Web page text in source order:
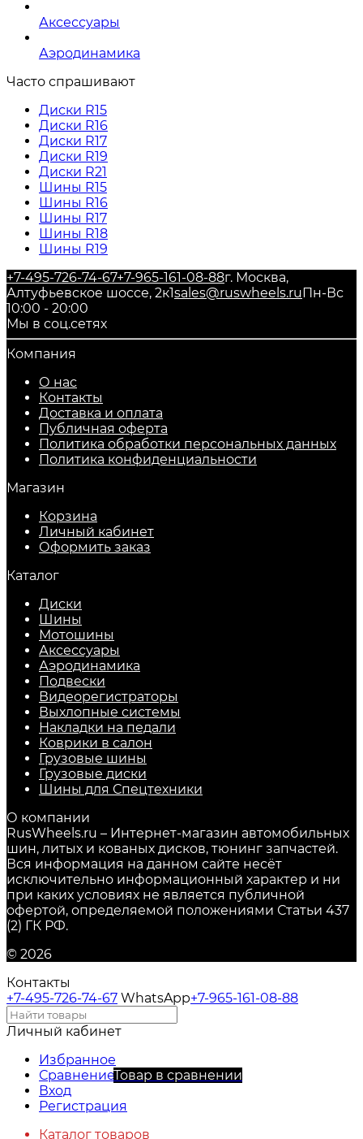
Аксессуары
Аэродинамика
Часто спрашивают
Диски R15
Диски R16
Диски R17
Диски R19
Диски R21
Шины R15
Шины R16
Шины R17
Шины R18
Шины R19
+7-495-726-74-67+7-965-161-08-88г. Москва,
Алтуфьевское шоссе, 2к1sales@ruswheels.ruПн-Вс
10:00 - 20:00
Мы в соц.сетях
Компания
О нас
Контакты
Доставка и оплата
Публичная оферта
Политика обработки персональных данных
​Политика конфиденциальности
Магазин
Корзина
Личный кабинет
Оформить заказ
Каталог
Диски
Шины
Мотошины
Аксессуары
Аэродинамика
Подвески
Видеорегистраторы
Выхлопные системы
Накладки на педали
Коврики в салон
Грузовые шины
Грузовые диски
Шины для Спецтехники
О компании
RusWheels.ru – Интернет-магазин автомобильных
шин, литых и кованых дисков, тюнинг запчастей.
Вся информация на данном сайте несёт
исключительно информационный характер и ни
при каких условиях не является публичной
офертой, определяемой положениями Статьи 437
(2) ГК РФ.
© 2026
Контакты
+7-495-726-74-67 WhatsApp+7-965-161-08-88
Личный кабинет
Избранное
СравнениеТовар в сравнении
Вход
Регистрация
Каталог товаров